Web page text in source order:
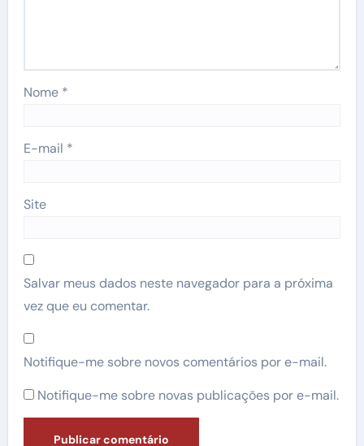
Nome *
E-mail *
Site
Salvar meus dados neste navegador para a próxima
vez que eu comentar.
Notifique-me sobre novos comentários por e-mail.
Notifique-me sobre novas publicações por e-mail.